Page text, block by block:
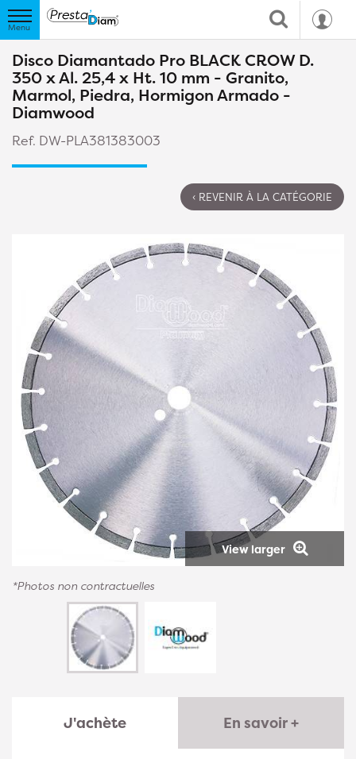
Disco Diamantado Pro BLACK CROW D.
350 x Al. 25,4 x Ht. 10 mm - Granito,
Marmol, Piedra, Hormigon Armado -
Diamwood
Ref. DW-PLA381383003
‹ REVENIR À LA CATÉGORIE
View larger
*Photos non contractuelles
J'achète En savoir +